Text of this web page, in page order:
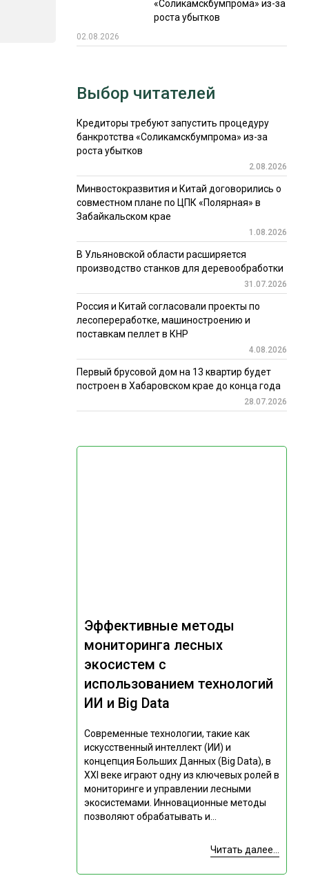
«Соликамскбумпрома» из-за
роста убытков
02.08.2026
Эффективные методы
мониторинга лесных
экосистем с
использованием технологий
ИИ и Big Data
Современные технологии, такие как
искусственный интеллект (ИИ) и
концепция Больших Данных (Big Data), в
XXI веке играют одну из ключевых ролей в
мониторинге и управлении лесными
экосистемами. Инновационные методы
позволяют обрабатывать и...
Читать далее...
Выбор читателей
Кредиторы требуют запустить процедуру
банкротства «Соликамскбумпрома» из-за
роста убытков
2.08.2026
Минвостокразвития и Китай договорились о
совместном плане по ЦПК «Полярная» в
Забайкальском крае
1.08.2026
В Ульяновской области расширяется
производство станков для деревообработки
31.07.2026
Россия и Китай согласовали проекты по
лесопереработке, машиностроению и
поставкам пеллет в КНР
4.08.2026
Первый брусовой дом на 13 квартир будет
построен в Хабаровском крае до конца года
28.07.2026